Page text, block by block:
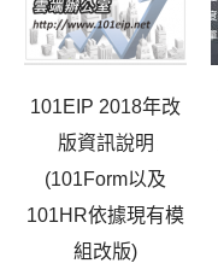
101EIP 2018年改
版資訊說明
(101Form以及
101HR依據現有模
組改版)